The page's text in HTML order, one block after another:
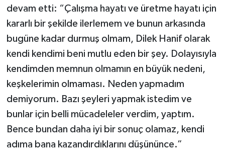
devam etti: “Çalışma hayatı ve üretme hayatı için
kararlı bir şekilde ilerlemem ve bunun arkasında
bugüne kadar durmuş olmam, Dilek Hanif olarak
kendi kendimi beni mutlu eden bir şey. Dolayısıyla
kendimden memnun olmamın en büyük nedeni,
keşkelerimin olmaması. Neden yapmadım
demiyorum. Bazı şeyleri yapmak istedim ve
bunlar için belli mücadeleler verdim, yaptım.
Bence bundan daha iyi bir sonuç olamaz, kendi
adıma bana kazandırdıklarını düşününce.”